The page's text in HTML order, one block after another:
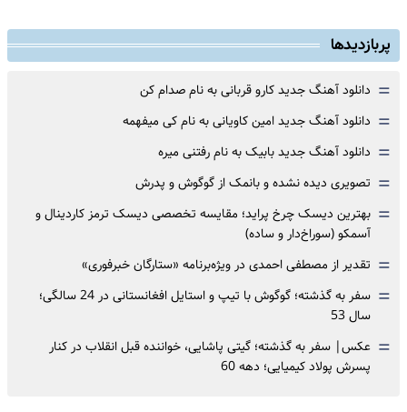
پربازدیدها
= دانلود آهنگ جدید کارو قربانی به نام صدام کن
= دانلود آهنگ جدید امین کاویانی به نام کی میفهمه
= دانلود آهنگ جدید بابیک به نام رفتنی میره
= تصویری دیده نشده و بانمک از گوگوش و پدرش
= بهترین دیسک چرخ پراید؛ مقایسه تخصصی دیسک ترمز کاردینال و
آسمکو (سوراخ‌دار و ساده)
= تقدیر از مصطفی احمدی در ویژه‌برنامه «ستارگان خبرفوری»
=
سفر به گذشته؛ گوگوش با تیپ و استایل افغانستانی در 24 سالگی؛
سال 53
= عکس| سفر به گذشته؛ گیتی پاشایی، خواننده قبل انقلاب در کنار
پسرش پولاد کیمیایی؛ دهه 60